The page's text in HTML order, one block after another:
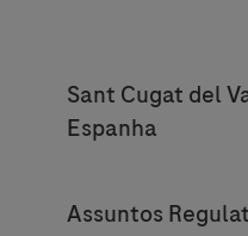
Location
Sant Cugat del
Espanha
Category
Assuntos